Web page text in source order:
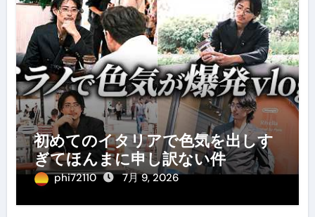
初めてのイタリアで色気を出しす
ぎてほんまに申し訳ない件
phi72110 7月 9, 2026